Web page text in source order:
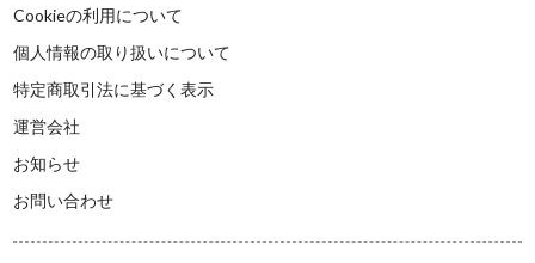
Cookieの利用について
個人情報の取り扱いについて
特定商取引法に基づく表示
運営会社
お知らせ
お問い合わせ